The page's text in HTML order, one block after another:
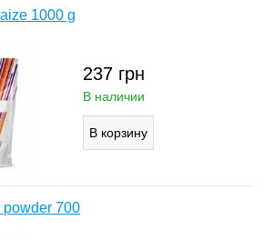
1000 g
237 грн
В наличии
powder 700